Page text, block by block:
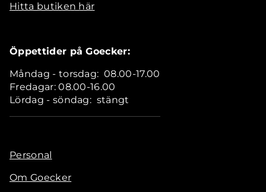
Hitta butiken här
Öppettider på Goecker:
Måndag - torsdag: 08.00-17.00
Fredagar: 08.00-16.00
Lördag - söndag: stängt
Personal
Om Goecker